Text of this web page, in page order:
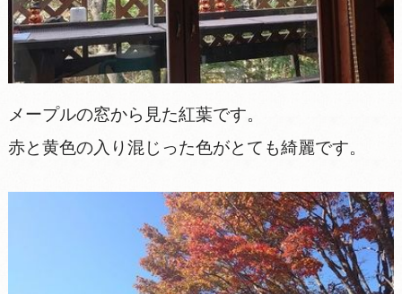
メープルの窓から見た紅葉です。
赤と黄色の入り混じった色がとても綺麗です。